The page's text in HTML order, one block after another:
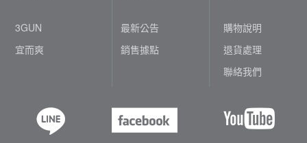
3GUN
宜而爽
最新公告
銷售據點
購物說明
退貨處理
聯絡我們